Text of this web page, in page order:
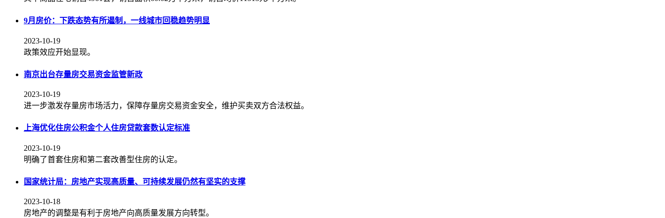
9月房价：下跌态势有所遏制，一线城市回稳趋势明显
2023-10-19
政策效应开始显现。
南京出台存量房交易资金监管新政
2023-10-19
进一步激发存量房市场活力，保障存量房交易资金安全，维护买卖双方合法权益。
上海优化住房公积金个人住房贷款套数认定标准
2023-10-19
明确了首套住房和第二套改善型住房的认定。
国家统计局：房地产实现高质量、可持续发展仍然有坚实的支撑
2023-10-18
房地产的调整是有利于房地产向高质量发展方向转型。